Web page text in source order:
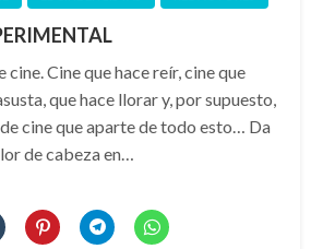
Cine que hace reír, cine que
que hace llorar y, por supuesto,
cine que aparte de todo esto… Da
de cabeza en…